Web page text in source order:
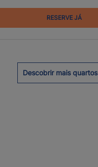
RESERVE JÁ
Descobrir mais quartos